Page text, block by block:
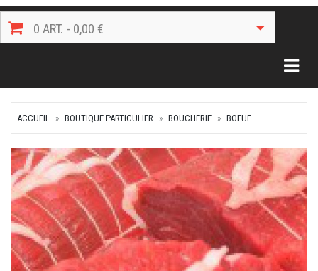
0 ART. - 0,00 €
ACCUEIL BOUTIQUE PARTICULIER BOUCHERIE BOEUF